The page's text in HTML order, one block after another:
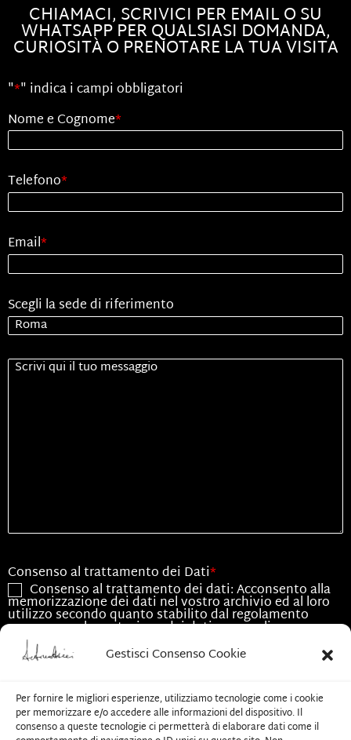
Gestisci Consenso Cookie
Per fornire le migliori esperienze, utilizziamo tecnologie come i cookie
per memorizzare e/o accedere alle informazioni del dispositivo. Il
consenso a queste tecnologie ci permetterà di elaborare dati come il
CHIAMACI, SCRIVICI PER EMAIL O SU
WHATSAPP PER QUALSIASI DOMANDA,
CURIOSITÀ O PRENOTARE LA TUA VISITA
"*" indica i campi obbligatori
Nome e Cognome*
Telefono*
Email*
Scegli la sede di riferimento
Senza
Titolo
Consenso al trattamento dei Dati*
Consenso al trattamento dei dati: Acconsento alla
memorizzazione dei dati nel vostro archivio ed al loro
utilizzo secondo quanto stabilito dal regolamento
europeo per la protezione dei dati personali n.
679/2016, GDPR.
Acconsento all'utilizzo dei dati esclusivamente per
le finalità associate alla presente richiesta